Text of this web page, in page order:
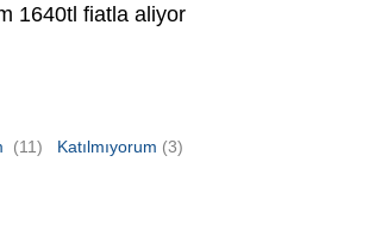
1640tl fiatla aliyor
(11) Katılmıyorum (3)